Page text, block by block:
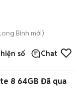
Bình mới)
số Chat
8 64GB Đã qua